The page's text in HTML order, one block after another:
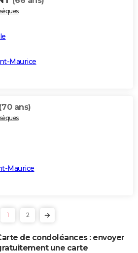
Maurice
(70 ans)
Maurice
1 2
de condoléances : envoyer
une carte